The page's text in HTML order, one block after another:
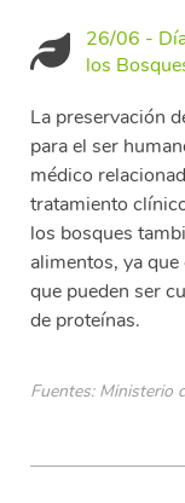
26/06 -
los
La preservación
para el ser
médico
tratamiento
los bosques
alimentos, ya
que pueden ser
de proteínas.
Fuentes: Ministerio